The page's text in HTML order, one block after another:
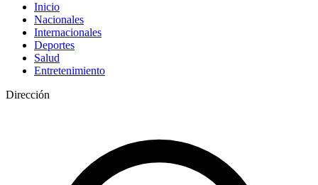
Inicio
Nacionales
Internacionales
Deportes
Salud
Entretenimiento
Dirección